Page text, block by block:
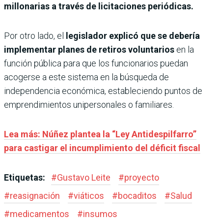
millonarias a través de licitaciones periódicas.
Por otro lado, el
legislador explicó que se debería
implementar planes de retiros voluntarios en la
función pública para que los funcionarios puedan
acogerse a este sistema en la búsqueda de
independencia económica, estableciendo puntos de
emprendimientos unipersonales o familiares.
Lea más: Núñez plantea la “Ley Antidespilfarro”
para castigar el incumplimiento del déficit fiscal
Etiquetas: #Gustavo Leite #proyecto
#reasignación #viáticos #bocaditos #Salud
#medicamentos #insumos